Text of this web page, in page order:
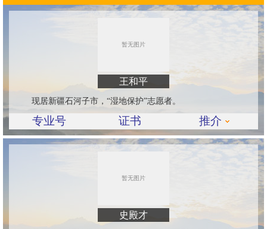
王和平
现居新疆石河子市，“湿地保护”志愿者。
专业号 证书 推介
史殿才